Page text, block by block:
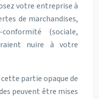
votre entreprise à
de marchandises,
(sociale,
nuire à votre
partie opaque de
peuvent être mises